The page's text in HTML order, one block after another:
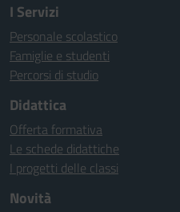
I Servizi
Personale scolastico
Famiglie e studenti
Percorsi di studio
Didattica
Offerta formativa
Le schede didattiche
I progetti delle classi
Novità